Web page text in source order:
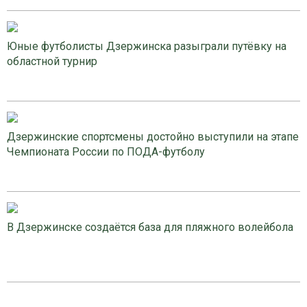
Юные футболисты Дзержинска разыграли путёвку на
областной турнир
Дзержинские спортсмены достойно выступили на этапе
Чемпионата России по ПОДА-футболу
В Дзержинске создаётся база для пляжного волейбола